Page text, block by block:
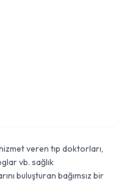
veren tıp doktorları,
vb. sağlık
buluşturan bağımsız bir